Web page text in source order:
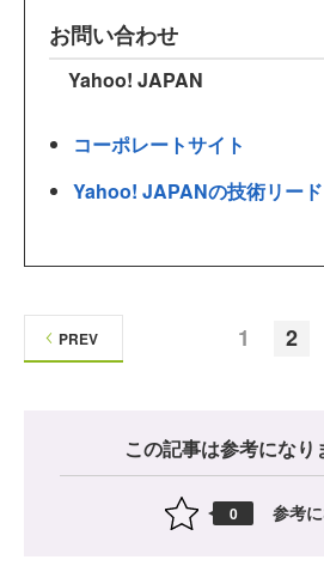
お問い合わせ
Yahoo! JAPAN
コーポレートサイト
Yahoo! JAPANの技術リー
1 2
PREV
この記事は参考になり
0 参考